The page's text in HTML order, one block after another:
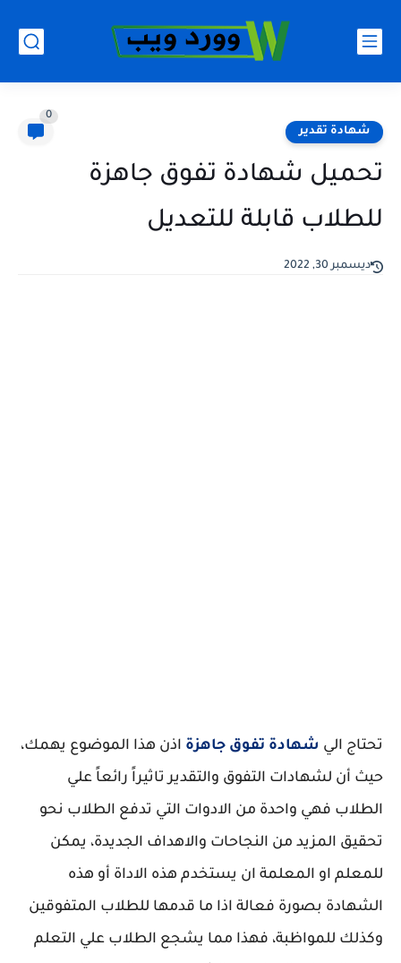
شهادة تقدير
0
تحميل شهادة تفوق جاهزة
للطلاب قابلة للتعديل
ديسمبر 30, 2022
تحتاج الي شهادة تفوق جاهزة اذن هذا الموضوع يهمك،
حيث أن لشهادات التفوق والتقدير تاثيراً رائعاً علي
الطلاب فهي واحدة من الادوات التي تدفع الطلاب نحو
تحقيق المزيد من النجاحات والاهداف الجديدة، يمكن
للمعلم او المعلمة ان يستخدم هذه الاداة أو هذه
الشهادة بصورة فعالة اذا ما قدمها للطلاب المتفوقين
وكذلك للمواظبة، فهذا مما يشجع الطلاب علي التعلم